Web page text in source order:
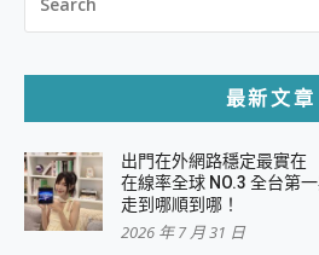
FOR:
最新文章
出門在外網路穩定最實在
在線率全球 NO.3 全台第
走到哪順到哪！
2026 年 7 月 31 日